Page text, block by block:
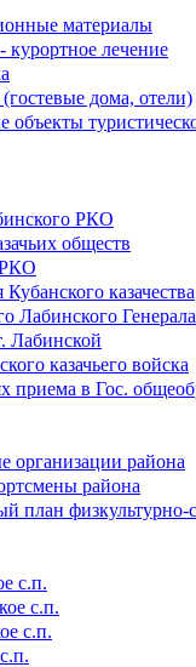
материалы
курортное лечение
дома, отели)
объекты
РКО
обществ
РКО
казачества
Лабинского
Лабинской
казачьего войска
приема в Гос.
организации района
района
план
с.п.
с.п.
с.п.